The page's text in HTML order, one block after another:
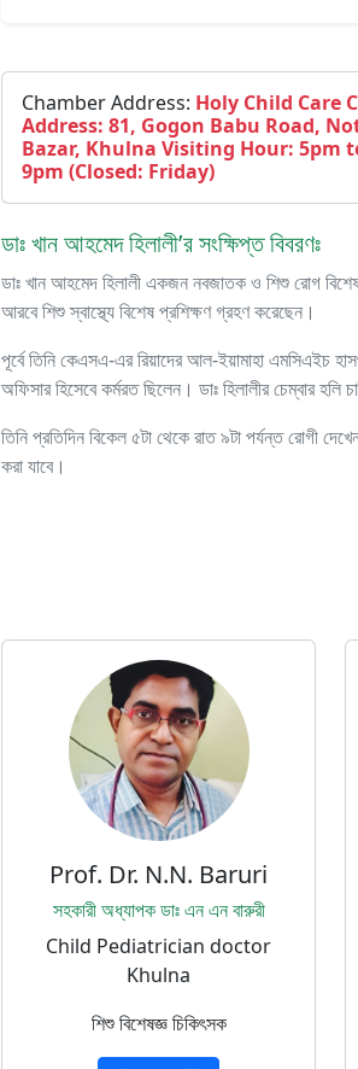
Chamber Address: Holy Child Care
Address: 81, Gogon Babu Road,
Bazar, Khulna Visiting Hour: 5pm
9pm (Closed: Friday)
ডাঃ খান আহমেদ হিলালী’র সংক্ষিপ্ত বিবরণঃ
ডাঃ খান আহমেদ হিলালী একজন নবজাতক ও শিশু রোগ
আরবে শিশু স্বাস্থ্যে বিশেষ প্রশিক্ষণ গ্রহণ করেছেন।
পূর্বে তিনি কেএসএ-এর রিয়াদের আল-ইয়ামাহা এমসিএইচ
অফিসার হিসেবে কর্মরত ছিলেন। ডাঃ হিলালীর চেম্বার
তিনি প্রতিদিন বিকেল ৫টা থেকে রাত ৯টা পর্যন্ত রোগী
করা যাবে।
Prof. Dr. N.N. Baruri
সহকারী অধ্যাপক ডাঃ এন এন বারুরী
Child Pediatrician doctor
Khulna
শিশু বিশেষজ্ঞ চিকিৎসক